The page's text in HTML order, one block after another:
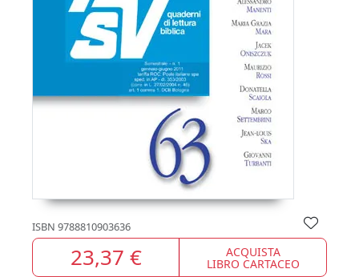
ISBN 9788810903636
23,37 € ACQUISTA
LIBRO CARTACEO